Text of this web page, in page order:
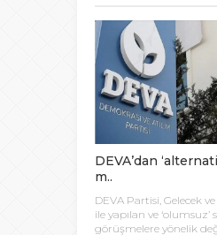
ürünü paketleme
2012 yılından beri
DEVA’dan
m..
DEVA Partisi, Gelecek
ile yapılan ve
görüşmelere yönelik